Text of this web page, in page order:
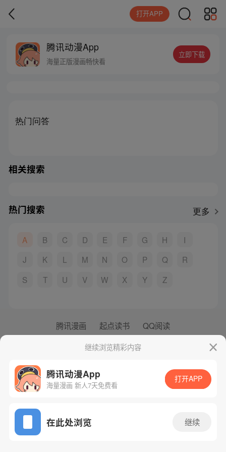
打开APP
腾讯动漫App
海量正版漫画畅快看
立即下载
热门问答
相关搜索
热门搜索 更多
A B C D E F G H
I
J
K L M N O P Q
R
S
T U V W X Y Z
继续浏览精彩内容
腾讯动漫App
海量漫画 新人7天免费看
打开APP
在此处浏览 继续
腾讯漫画 起点读书 QQ阅读
网站备案/许可证号：粤B2-20090059-5